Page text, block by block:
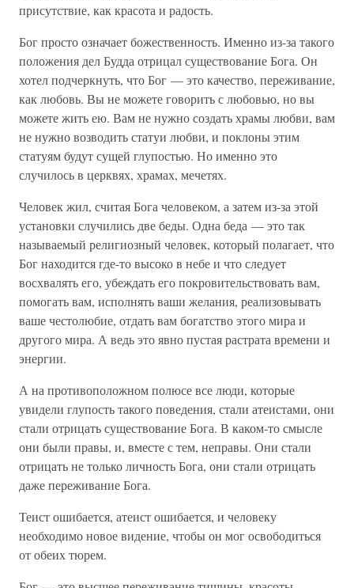
присутствие, как красота и радость.
Бог просто означает божественность. Именно из-за такого
положения дел Будда отрицал существование Бога. Он
хотел подчеркнуть, что Бог — это качество, переживание,
как любовь. Вы не можете говорить с любовью, но вы
можете жить ею. Вам не нужно создать храмы любви, вам
не нужно возводить статуи любви, и поклоны этим
статуям будут сущей глупостью. Но именно это
случилось в церквях, храмах, мечетях.
Человек жил, считая Бога человеком, а затем из-за этой
установки случились две беды. Одна беда — это так
называемый религиозный человек, который полагает, что
Бог находится где-то высоко в небе и что следует
восхвалять его, убеждать его покровительствовать вам,
помогать вам, исполнять ваши желания, реализовывать
ваше честолюбие, отдать вам богатство этого мира и
другого мира. А ведь это явно пустая растрата времени и
энергии.
А на противоположном полюсе все люди, которые
увидели глупость такого поведения, стали атеистами, они
стали отрицать существование Бога. В каком-то смысле
они были правы, и, вместе с тем, неправы. Они стали
отрицать не только личность Бога, они стали отрицать
даже переживание Бога.
Теист ошибается, атеист ошибается, и человеку
необходимо новое видение, чтобы он мог освободиться
от обеих тюрем.